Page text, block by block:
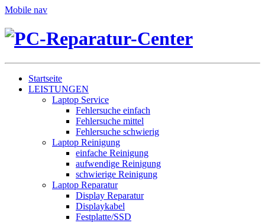
Mobile nav
Startseite
LEISTUNGEN
Laptop Service
Fehlersuche einfach
Fehlersuche mittel
Fehlersuche schwierig
Laptop Reinigung
einfache Reinigung
aufwendige Reinigung
schwierige Reinigung
Laptop Reparatur
Display Reparatur
Displaykabel
Festplatte/SSD